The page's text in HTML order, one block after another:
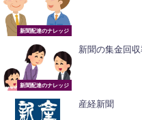
新聞配達のナレッジ
新聞配達のナレッジ
新聞の集金回
産経新聞